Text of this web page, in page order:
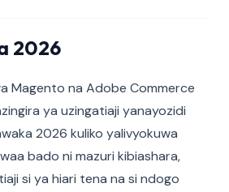
2026
Magento na Adobe Commerce
ya uzingatiaji yanayozidi
2026 kuliko yalivyokuwa
bado ni mazuri kibiashara,
si ya hiari tena na si ndogo